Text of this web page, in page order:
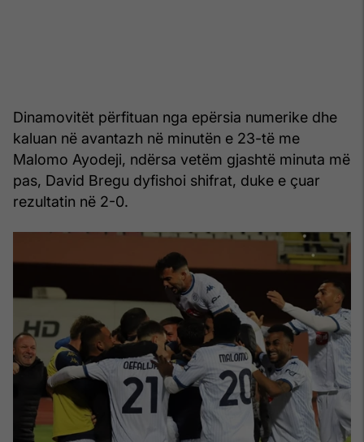
Dinamovitët përfituan nga epërsia numerike dhe
kaluan në avantazh në minutën e 23-të me
Malomo Ayodeji, ndërsa vetëm gjashtë minuta më
pas, David Bregu dyfishoi shifrat, duke e çuar
rezultatin në 2-0.